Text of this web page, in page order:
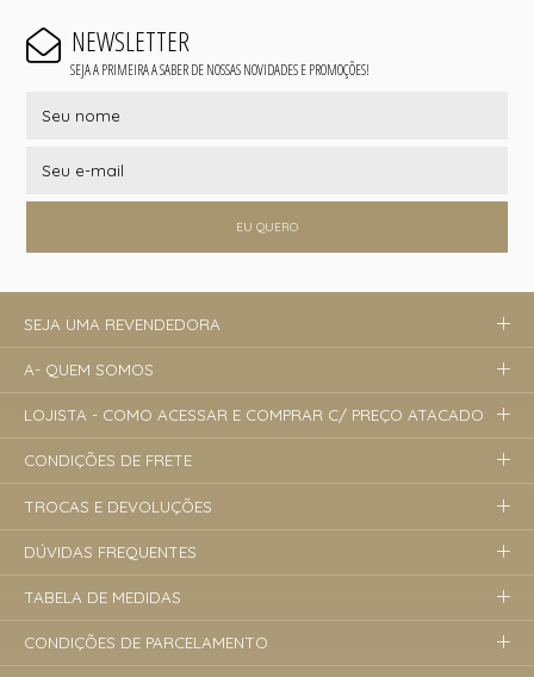
NEWSLETTER
SEJA A PRIMEIRA A SABER DE NOSSAS NOVIDADES E PROMOÇÕES!
EU QUERO
SEJA UMA REVENDEDORA
A- QUEM SOMOS
LOJISTA - COMO ACESSAR E COMPRAR C/ PREÇO ATACADO
CONDIÇÕES DE FRETE
TROCAS E DEVOLUÇÕES
DÚVIDAS FREQUENTES
TABELA DE MEDIDAS
CONDIÇÕES DE PARCELAMENTO